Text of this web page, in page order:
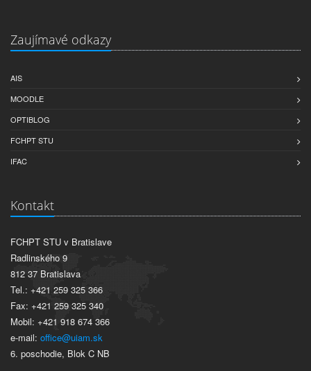
Zaujímavé odkazy
AIS
MOODLE
OPTIBLOG
FCHPT STU
IFAC
Kontakt
FCHPT STU v Bratislave
Radlinského 9
812 37 Bratislava
Tel.: +421 259 325 366
Fax: +421 259 325 340
Mobil: +421 918 674 366
e-mail: office@uiam.sk
6. poschodie, Blok C NB